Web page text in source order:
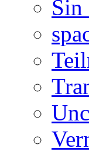
Sin